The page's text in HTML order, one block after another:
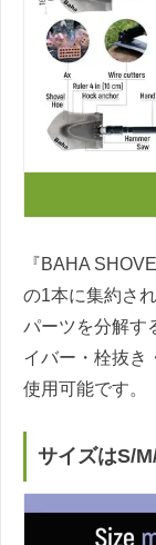
『BAHA
の1本に集約さ
パーツを分解す
イバー・栓抜き
使用可能です。
サイズはS/